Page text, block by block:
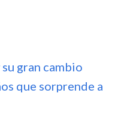
gran cambio
que sorprende a